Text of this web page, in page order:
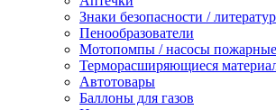
Знаки безопасности /
Пенообразователи
Мотопомпы / насосы пожарные
Терморасширяющиеся
Автотовары
Баллоны для газов